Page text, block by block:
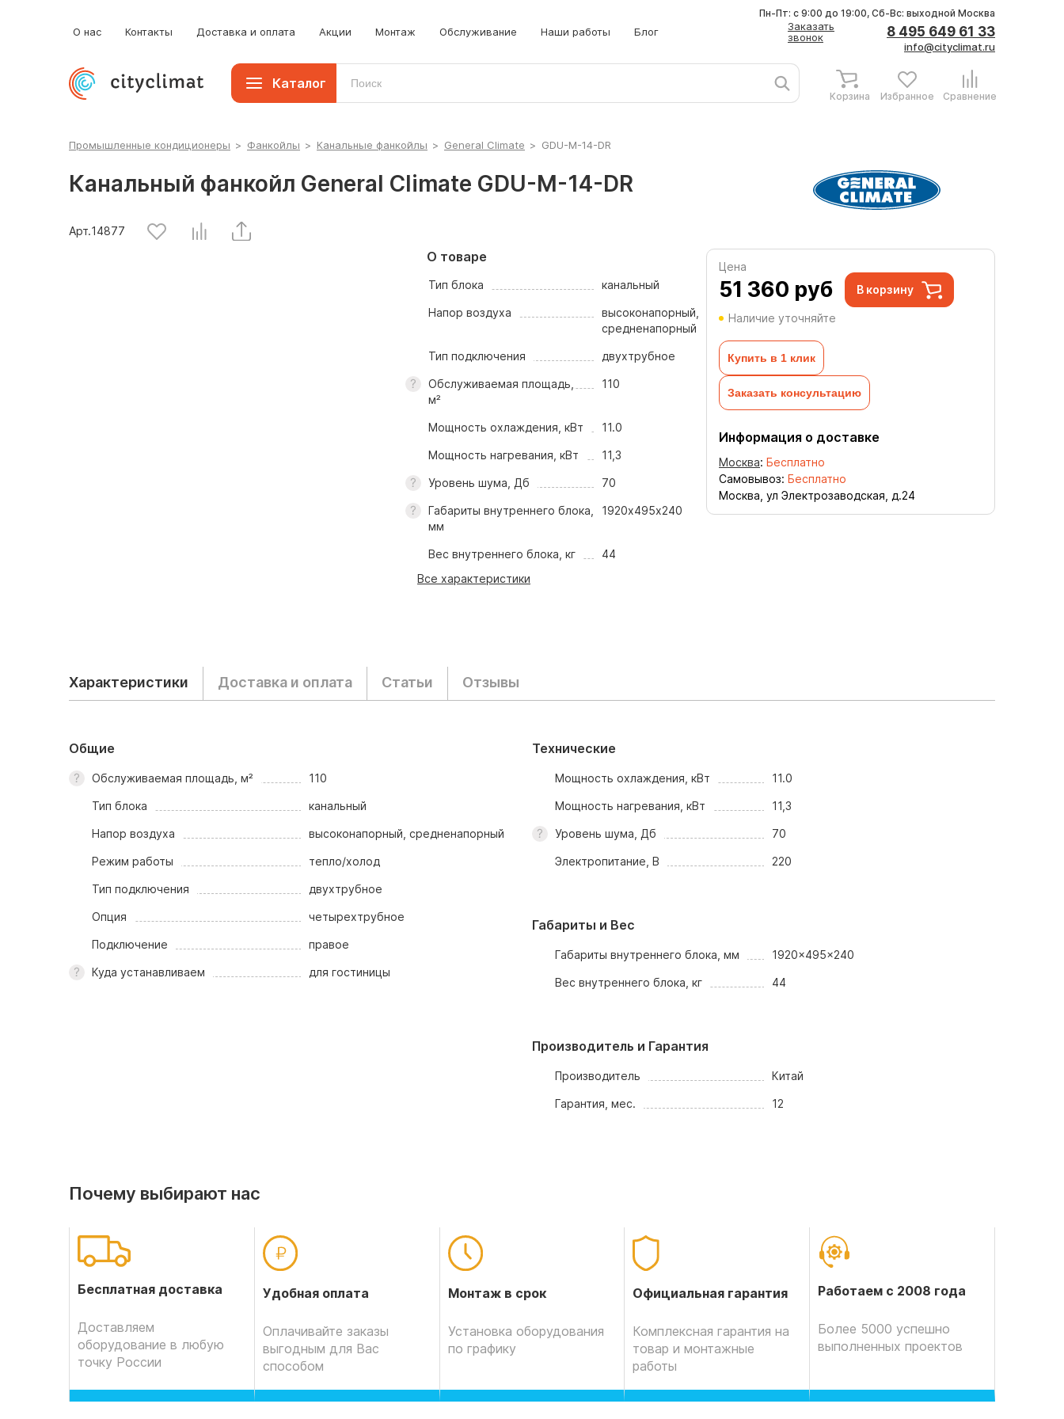
О нас Контакты Доставка и оплата Акции Монтаж Обслуживание Наши работы Блог
Заказать
звонок
8 495 649 61 33
info@cityclimat.ru
Пн-Пт: с 9:00 до 19:00, Сб-Вс: выходной Москва
Каталог
Корзина Избранное Сравнение
Крышные кондиционеры
Промышленные кондиционеры > Фанкойлы > Канальные фанкойлы > General Climate > GDU-M-14-DR
Канальный фанкойл General Climate GDU-M-14-DR
Арт.14877
О товаре
Тип блока канальный
Напор воздуха
высоконапорный,
средненапорный
Тип подключения двухтрубное
Обслуживаемая площадь,
м²
110
Мощность охлаждения, кВт 11.0
Мощность нагревания, кВт 11,3
Уровень шума, Дб 70
Габариты внутреннего блока,
мм
1920х495х240
Вес внутреннего блока, кг
44
Все характеристики
Цена
51 360 руб В корзину
Наличие уточняйте
Купить в 1 клик
Заказать консультацию
Информация о доставке
Москва: Бесплатно
Самовывоз: Бесплатно
Москва, ул Электрозаводская, д.24
Характеристики Доставка и оплата Статьи Отзывы
Общие
Обслуживаемая площадь, м² 110
Тип блока канальный
Напор воздуха высоконапорный, средненапорный
Режим работы тепло/холод
Тип подключения двухтрубное
Опция четырехтрубное
Подключение правое
Куда устанавливаем для гостиницы
Технические
Мощность охлаждения, кВт 11.0
Мощность нагревания, кВт 11,3
Уровень шума, Дб 70
Электропитание, В 220
Габариты и Вес
Габариты внутреннего блока, мм 1920x495x240
Вес внутреннего блока, кг 44
Производитель и Гарантия
Производитель Китай
Гарантия, мес. 12
Почему выбирают нас
Бесплатная доставка
Доставляем
оборудование в любую
точку России
Удобная оплата
Оплачивайте заказы
выгодным для Вас
способом
Монтаж в срок
Установка оборудования
по графику
Официальная гарантия
Комплексная гарантия на
товар и монтажные
работы
Работаем с 2008 года
Более 5000 успешно
выполненных проектов